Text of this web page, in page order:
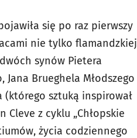
się po raz pierwszy
nie tylko flamandzkiej
synów Pietera
Brueghela Młodszego
(którego sztuką inspirował
z cyklu „Chłopskie
życia codziennego